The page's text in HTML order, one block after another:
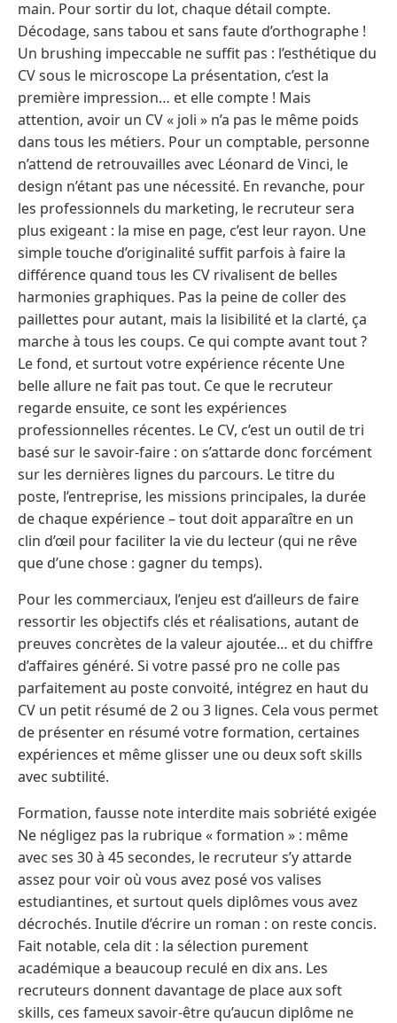
main. Pour sortir du lot, chaque détail compte.
Décodage, sans tabou et sans faute d’orthographe !
Un brushing impeccable ne suffit pas : l’esthétique du
CV sous le microscope La présentation, c’est la
première impression… et elle compte ! Mais
attention, avoir un CV « joli » n’a pas le même poids
dans tous les métiers. Pour un comptable, personne
n’attend de retrouvailles avec Léonard de Vinci, le
design n’étant pas une nécessité. En revanche, pour
les professionnels du marketing, le recruteur sera
plus exigeant : la mise en page, c’est leur rayon. Une
simple touche d’originalité suffit parfois à faire la
différence quand tous les CV rivalisent de belles
harmonies graphiques. Pas la peine de coller des
paillettes pour autant, mais la lisibilité et la clarté, ça
marche à tous les coups. Ce qui compte avant tout ?
Le fond, et surtout votre expérience récente Une
belle allure ne fait pas tout. Ce que le recruteur
regarde ensuite, ce sont les expériences
professionnelles récentes. Le CV, c’est un outil de tri
basé sur le savoir-faire : on s’attarde donc forcément
sur les dernières lignes du parcours. Le titre du
poste, l’entreprise, les missions principales, la durée
de chaque expérience – tout doit apparaître en un
clin d’œil pour faciliter la vie du lecteur (qui ne rêve
que d’une chose : gagner du temps).
Pour les commerciaux, l’enjeu est d’ailleurs de faire
ressortir les objectifs clés et réalisations, autant de
preuves concrètes de la valeur ajoutée… et du chiffre
d’affaires généré. Si votre passé pro ne colle pas
parfaitement au poste convoité, intégrez en haut du
CV un petit résumé de 2 ou 3 lignes. Cela vous permet
de présenter en résumé votre formation, certaines
expériences et même glisser une ou deux soft skills
avec subtilité.
Formation, fausse note interdite mais sobriété exigée
Ne négligez pas la rubrique « formation » : même
avec ses 30 à 45 secondes, le recruteur s’y attarde
assez pour voir où vous avez posé vos valises
estudiantines, et surtout quels diplômes vous avez
décrochés. Inutile d’écrire un roman : on reste concis.
Fait notable, cela dit : la sélection purement
académique a beaucoup reculé en dix ans. Les
recruteurs donnent davantage de place aux soft
skills, ces fameux savoir-être qu’aucun diplôme ne